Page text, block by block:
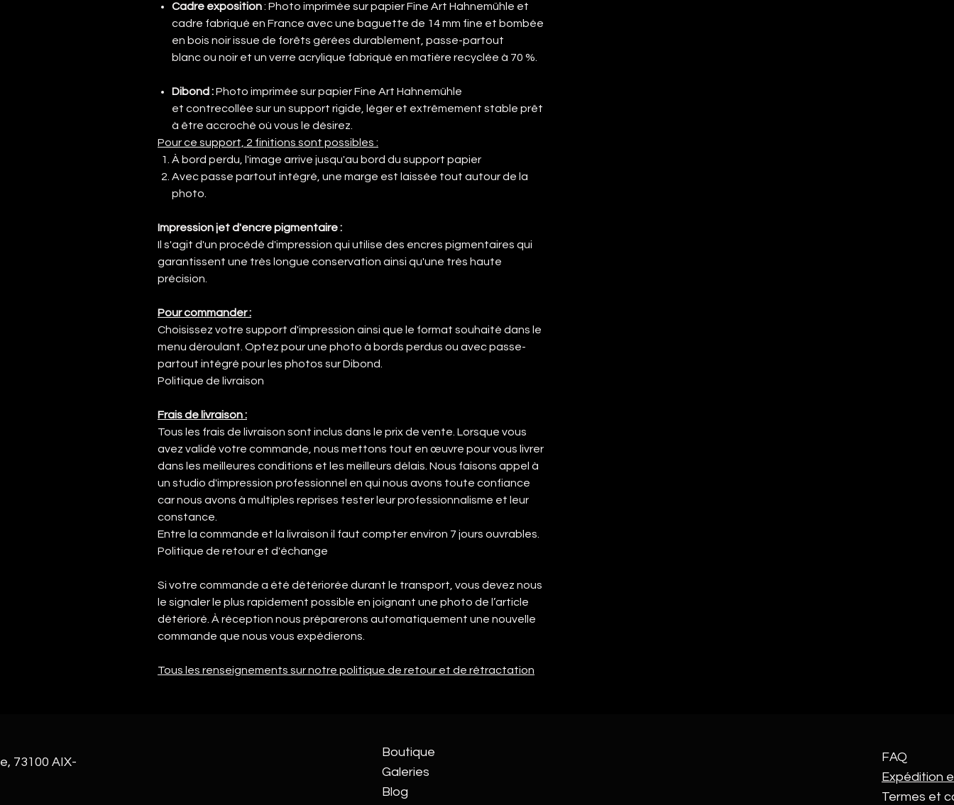
Cadre exposition: Photo imprimée sur papier Fine Art Hahnemühle et
cadre fabriqué en France avec une baguette de 14 mm fine et bombée
en bois noir issue de forêts gérées durablement, passe-partout
blanc ou noir et un verre acrylique fabriqué en matière recyclée à 70 %.
Dibond :Photo imprimée sur papier Fine Art Hahnemühle
et contrecollée sur un support rigide, léger et extrêmement stable prêt
à être accroché où vous le désirez.
Pour ce support, 2 finitions sont possibles :
À bord perdu, l'image arrive jusqu'au bord du support papier
Avec passe partout intégré, une marge est laissée tout autour de la
photo.
Impression jet d'encre pigmentaire :
Il s'agit d'un procédé d'impression qui utilise des encres pigmentaires qui
garantissent une très longue conservation ainsi qu'une très haute
précision.
Pour commander :
Choisissez votre support d'impression ainsi que le format souhaité dans le
menu déroulant. Optez pour une photo à bords perdus ou avec passe-
partout intégré pour les photos sur Dibond.
Politique de livraison
Frais de livraison :
Tous les frais de livraison sont inclus dans le prix de vente. Lorsque vous
avez validé votre commande, nous mettons tout en œuvre pour vous livrer
dans les meilleures conditions et les meilleurs délais. Nous faisons appel à
un studio d'impression professionnel en qui nous avons toute confiance
car nous avons à multiples reprises tester leur professionnalisme et leur
constance.
Entre la commande et la livraison il faut compter environ 7 jours ouvrables.
Politique de retour et d'échange
Si votre commande a été détériorée durant le transport, vous devez nous
le signaler le plus rapidement possible en joignant une photo de l’article
détérioré. À réception nous préparerons automatiquement une nouvelle
commande que nous vous expédierons.
Tous les renseignements sur notre politique de retour et de rétractation
73100 AIX-
Boutique
Galeries
Blog
FAQ
Expédition
Termes et